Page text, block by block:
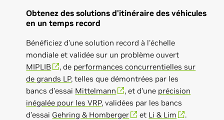
Obtenez des solutions d'itinéraire des véhicules
en un temps record
Bénéficiez d'une solution record à l'échelle
mondiale et validée sur un problème ouvert
MIPLIB
, de performances concurrentielles sur
de grands LP, telles que démontrées par les
bancs d'essai Mittelmann , et d'une précision
inégalée pour les VRP, validées par les bancs
d'essai Gehring & Homberger et Li & Lim .